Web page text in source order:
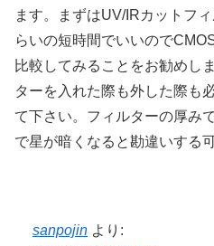
ます。まずはUV/IRカットフ
らいの短時間でいいので
比較してみることをお勧めし
ターを入れた際も外した際も
て下さい。フィルターの厚み
で星が暗くなると勘違いする
sanpojin より: